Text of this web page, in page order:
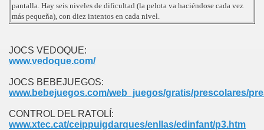
pantalla. Hay seis niveles de dificultad (la pelota va haciéndose cada vez
más pequeña), con diez intentos en cada nivel.
JOCS VEDOQUE:
www.vedoque.com/
JOCS BEBEJUEGOS:
www.bebejuegos.com/web_juegos/gratis/prescolares/
CONTROL DEL RATOLÍ:
www.xtec.cat/ceippuigdarques/enllas/edinfant/p3.htm